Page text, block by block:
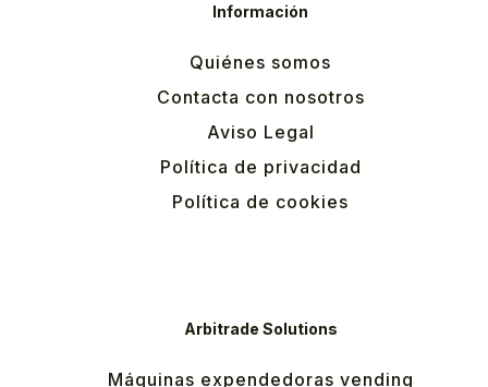
Información
Quiénes somos
Contacta con nosotros
Aviso Legal
Política de privacidad
Política de cookies
Arbitrade Solutions
Máquinas expendedoras vending